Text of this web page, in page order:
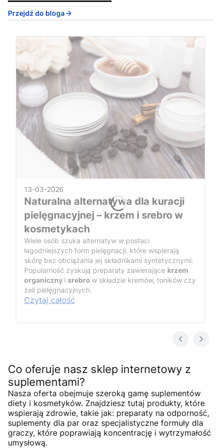
Przejdź do bloga
13-03-2026
Naturalna alternatywa dla kuracji
pielęgnacyjnej – krzem i srebro w
kosmetykach
Wiele osób szuka alternatyw w postaci
łagodniejszych form pielęgnacji, które wspierają
skórę bez obciążania jej składnikami syntetycznymi.
Popularność zyskują preparaty zawierające krzem
organiczny i srebro w składzie kremów, toników czy
żeli pielęgnacyjnych.
Czytaj całość
Co oferuje nasz sklep internetowy z
suplementami?
Nasza oferta obejmuje szeroką gamę suplementów
diety i kosmetyków. Znajdziesz tutaj produkty, które
wspierają zdrowie, takie jak: preparaty na odporność,
suplementy dla par oraz specjalistyczne formuły dla
graczy, które poprawiają koncentrację i wytrzymałość
umysłową.